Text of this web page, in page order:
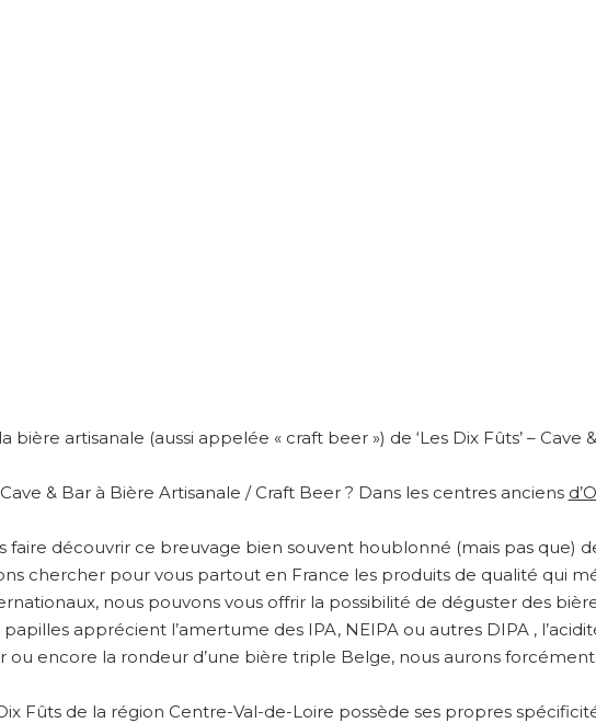
artisanale (aussi appelée « craft beer ») de ‘Les Dix Fûts’ – Cave
& Bar à Bière Artisanale / Craft Beer ? Dans les centres anciens
faire découvrir ce breuvage bien souvent houblonné (mais pas que)
chercher pour vous partout en France les produits de qualité qui
nous pouvons vous offrir la possibilité de déguster des
apprécient l’amertume des IPA, NEIPA ou autres DIPA ,
encore la rondeur d’une bière triple Belge, nous aurons forcément
Fûts de la région Centre-Val-de-Loire possède ses propres